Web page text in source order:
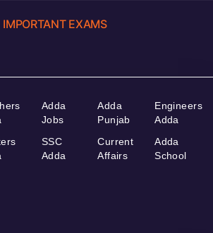
IMPORTANT EXAMS
Adda
Jobs
SSC
Adda
Adda
Punjab
Current
Affairs
Engineers
Adda
Adda
School